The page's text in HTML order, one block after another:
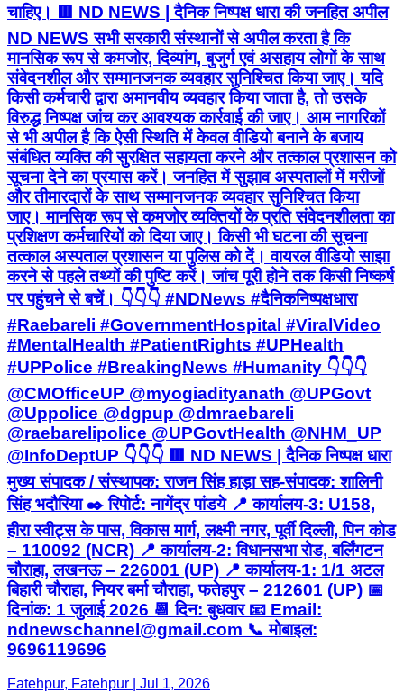
चाहिए। 🟥 ND NEWS | दैनिक निष्पक्ष धारा की जनहित अपील
ND NEWS सभी सरकारी संस्थानों से अपील करता है कि
मानसिक रूप से कमजोर, दिव्यांग, बुजुर्ग एवं असहाय लोगों के साथ
संवेदनशील और सम्मानजनक व्यवहार सुनिश्चित किया जाए। यदि
किसी कर्मचारी द्वारा अमानवीय व्यवहार किया जाता है, तो उसके
विरुद्ध निष्पक्ष जांच कर आवश्यक कार्रवाई की जाए। आम नागरिकों
से भी अपील है कि ऐसी स्थिति में केवल वीडियो बनाने के बजाय
संबंधित व्यक्ति की सुरक्षित सहायता करने और तत्काल प्रशासन को
सूचना देने का प्रयास करें। जनहित में सुझाव अस्पतालों में मरीजों
और तीमारदारों के साथ सम्मानजनक व्यवहार सुनिश्चित किया
जाए। मानसिक रूप से कमजोर व्यक्तियों के प्रति संवेदनशीलता का
प्रशिक्षण कर्मचारियों को दिया जाए। किसी भी घटना की सूचना
तत्काल अस्पताल प्रशासन या पुलिस को दें। वायरल वीडियो साझा
करने से पहले तथ्यों की पुष्टि करें। जांच पूरी होने तक किसी निष्कर्ष
पर पहुंचने से बचें। 👇👇👇 #NDNews #दैनिकनिष्पक्षधारा
#Raebareli #GovernmentHospital #ViralVideo
#MentalHealth #PatientRights #UPHealth
#UPPolice #BreakingNews #Humanity 👇👇👇
@CMOfficeUP @myogiadityanath @UPGovt
@Uppolice @dgpup @dmraebareli
@raebarelipolice @UPGovtHealth @NHM_UP
@InfoDeptUP 👇👇👇 🟥 ND NEWS | दैनिक निष्पक्ष धारा
मुख्य संपादक / संस्थापक: राजन सिंह हाड़ा सह-संपादक: शालिनी
सिंह भदौरिया ✒️ रिपोर्ट: नागेंद्र पांडये 📍 कार्यालय-3: U158,
हीरा स्वीट्स के पास, विकास मार्ग, लक्ष्मी नगर, पूर्वी दिल्ली, पिन कोड
– 110092 (NCR) 📍 कार्यालय-2: विधानसभा रोड, बर्लिंगटन
चौराहा, लखनऊ – 226001 (UP) 📍 कार्यालय-1: 1/1 अटल
बिहारी चौराहा, नियर बर्मा चौराहा, फतेहपुर – 212601 (UP) 📅
दिनांक: 1 जुलाई 2026 📆 दिन: बुधवार 📧 Email:
ndnewschannel@gmail.com 📞 मोबाइल:
9696119696
Fatehpur, Fatehpur | Jul 1, 2026